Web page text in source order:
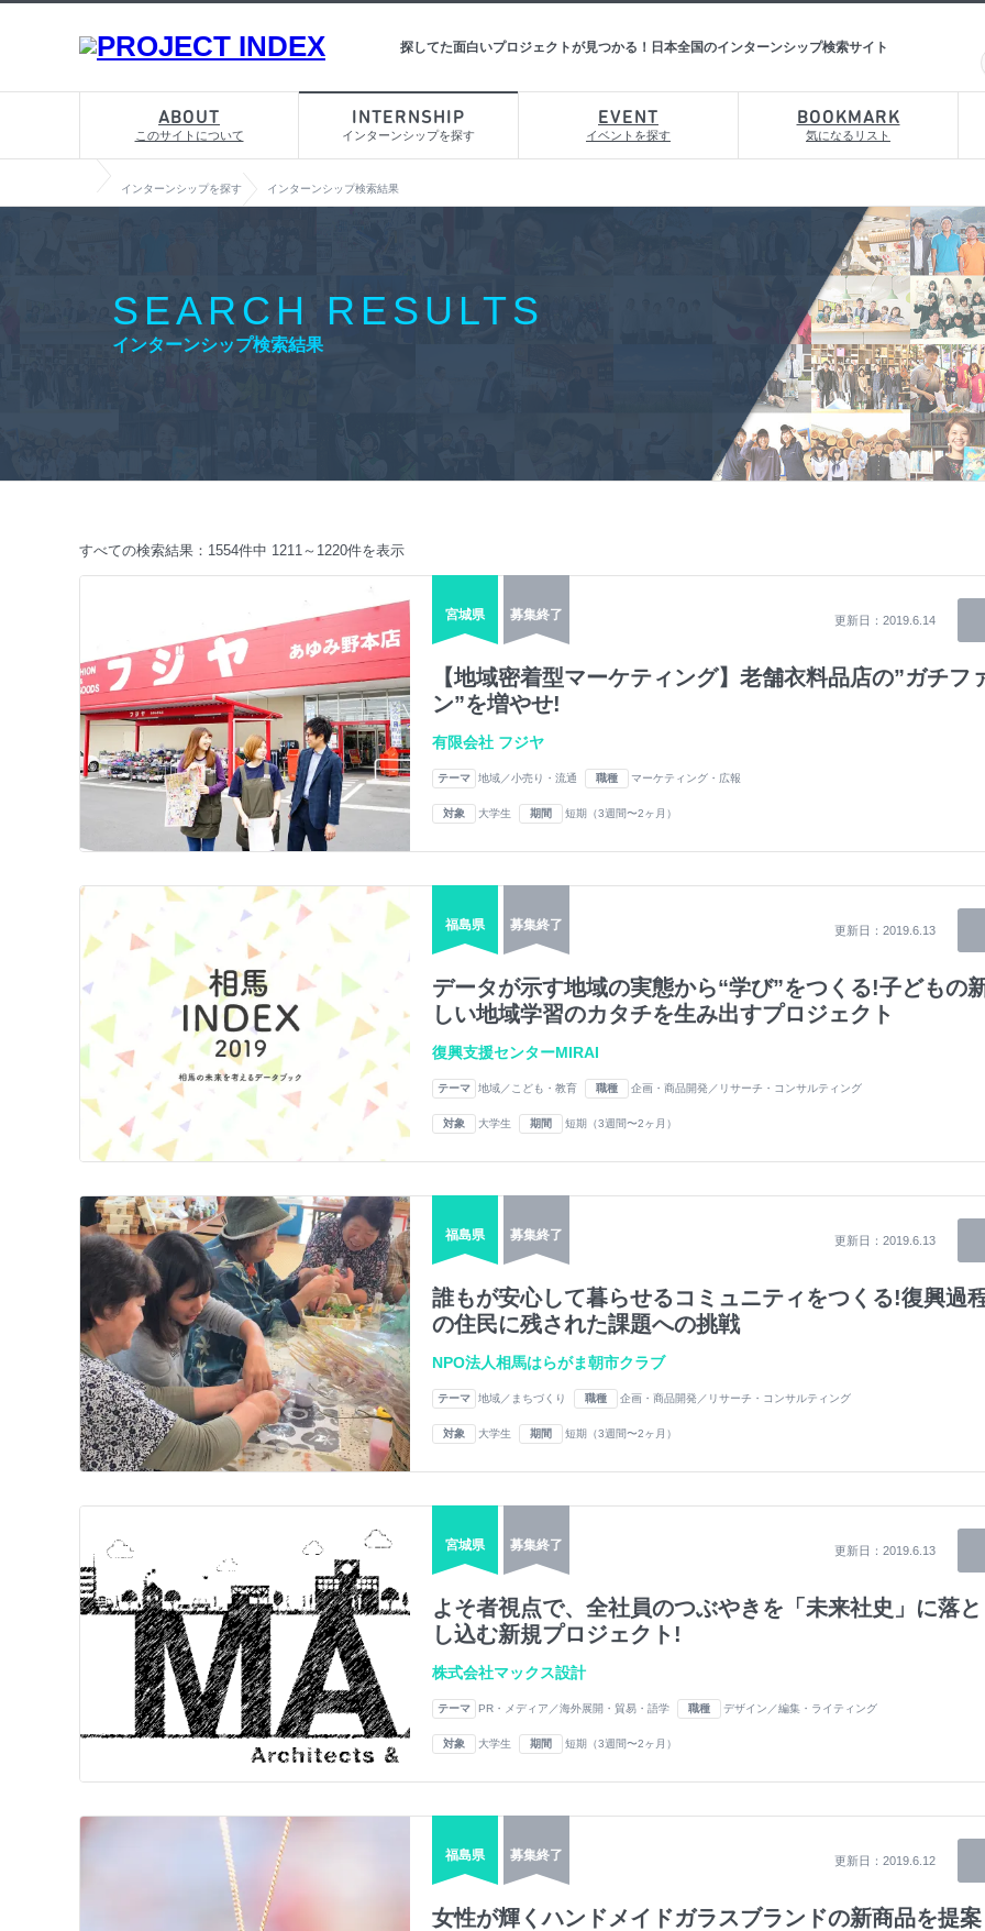
探してた面白いプロジェクトが見つかる！日本全国のインターンシップ検索サイト
ABOUT
このサイトについて
INTERNSHIP
インターンシップを探す
EVENT
イベントを探す
BOOKMARK
気になるリスト
インターンシップを探す インターンシップ検索結果
SEARCH RESULTS
インターンシップ検索結果
すべての検索結果：1554件中 1211～1220件を表示
宮城県 募集終了
【地域密着型マーケティング】老舗衣料品店の”ガチフ
ン”を増やせ!
有限会社 フジヤ
テーマ 地域／小売り・流通 職種 マーケティング・広報
対象 大学生 期間 短期（3週間〜2ヶ月）
更新日： 2019.6.14
福島県 募集終了
データが示す地域の実態から“学び”をつくる!子どもの
しい地域学習のカタチを生み出すプロジェクト
復興支援センターMIRAI
テーマ 地域／こども・教育 職種 企画・商品開発／リサーチ・コンサルティング
対象 大学生 期間 短期（3週間〜2ヶ月）
更新日： 2019.6.13
福島県 募集終了
誰もが安心して暮らせるコミュニティをつくる!復興過
の住民に残された課題への挑戦
NPO法人相馬はらがま朝市クラブ
テーマ 地域／まちづくり 職種 企画・商品開発／リサーチ・コンサルティング
対象 大学生 期間 短期（3週間〜2ヶ月）
更新日： 2019.6.13
宮城県 募集終了
よそ者視点で、全社員のつぶやきを「未来社史」に落と
し込む新規プロジェクト!
株式会社マックス設計
テーマ PR・メディア／海外展開・貿易・語学 職種 デザイン／編集・ライティング
対象 大学生 期間 短期（3週間〜2ヶ月）
更新日： 2019.6.13
福島県 募集終了
女性が輝くハンドメイドガラスブランドの新商品を提案
更新日： 2019.6.12